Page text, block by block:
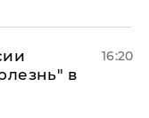
в
16:20